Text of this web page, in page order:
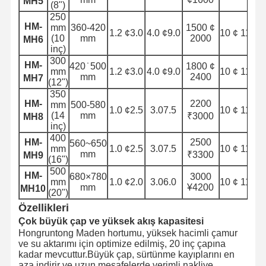
Hortumlar yüzer
Zırhlı hortum
(8")
HM-
MH6
250
mm
(10
inç)
360-420
mm
1.2 ¢3.0 4.0 ¢9.0
1500 ¢
2000
10 ¢ 11.8
HM-
MH7
300
mm
(12")
420 ̇ 500
mm
1.2 ¢3.0 4.0 ¢9.0
1800 ¢
2400
10 ¢ 11.8
HM-
MH8
350
mm
(14
inç)
500-580
mm
1.0 ¢2.5 3.07.5
2200
₹3000
10 ¢ 11.8
HM-
MH9
400
mm
(16")
560~650
mm
1.0 ¢2.5 3.07.5
2500
₹3300
10 ¢ 11.8
HM-
MH10
500
mm
(20")
680×780
mm
1.0 ¢2.0 3.06.0
3000
¥4200
10 ¢ 11.8
Özellikleri
Çok büyük çap ve yüksek akış kapasitesi
Hongruntong Maden hortumu, yüksek hacimli çamur
ve su aktarımı için optimize edilmiş, 20 inç çapına
kadar mevcuttur.Büyük çap, sürtünme kayıplarını en